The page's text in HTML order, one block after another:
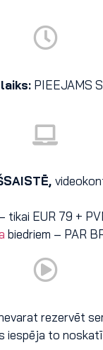
PIEEJAMS
tikai EUR 79 +
biedriem – PAR
rezervēt
iespēja to